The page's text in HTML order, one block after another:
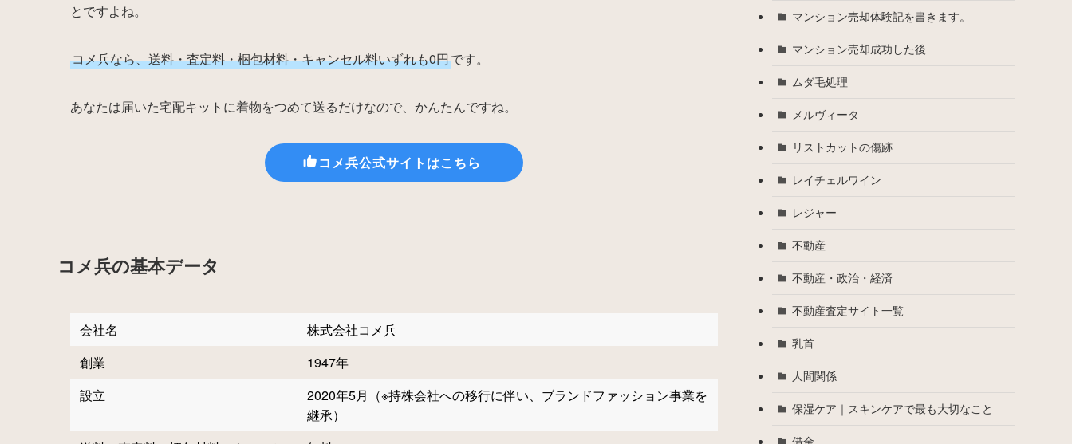
とですよね。
コメ兵なら、送料・査定料・梱包材料・キャンセル料いずれも0円です。
あなたは届いた宅配キットに着物をつめて送るだけなので、かんたんですね。
コメ兵公式サイトはこちら
コメ兵の基本データ
会社名
株式会社コメ兵
創業
1947年
設立
2020年5月（※持株会社への移行に伴い、ブランドファッション事業を
継承）
マンション売却体験記を書きます。
マンション売却成功した後
ムダ毛処理
メルヴィータ
リストカットの傷跡
レイチェルワイン
レジャー
不動産
不動産・政治・経済
不動産査定サイト一覧
乳首
人間関係
保湿ケア｜スキンケアで最も大切なこと